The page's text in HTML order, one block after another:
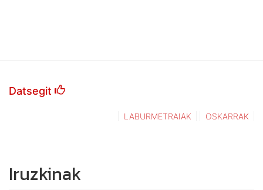
Datsegit
LABURMETRAIAK OSKARRAK
Iruzkinak